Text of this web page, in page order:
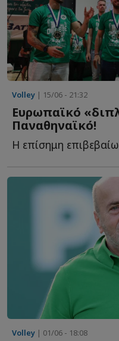
Volley | 15/06 - 21:32
Ευρωπαϊκό
Παναθηναϊκό!
Volley | 01/06 - 18:08